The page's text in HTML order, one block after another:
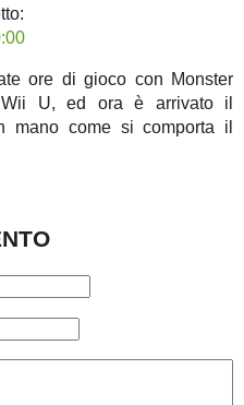
ore di gioco con Monster
U, ed ora è arrivato il
mano come si comporta il